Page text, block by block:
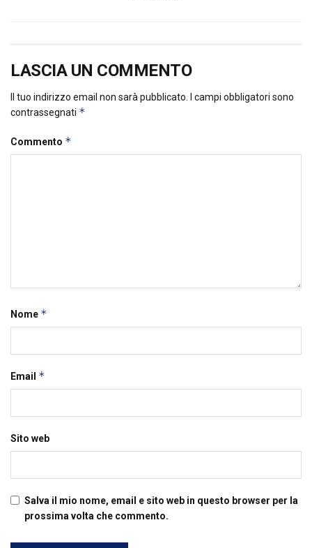
LASCIA UN COMMENTO
Il tuo indirizzo email non sarà pubblicato. I campi obbligatori sono
contrassegnati *
Commento *
Nome *
Email *
Sito web
Salva il mio nome, email e sito web in questo browser per la
prossima volta che commento.